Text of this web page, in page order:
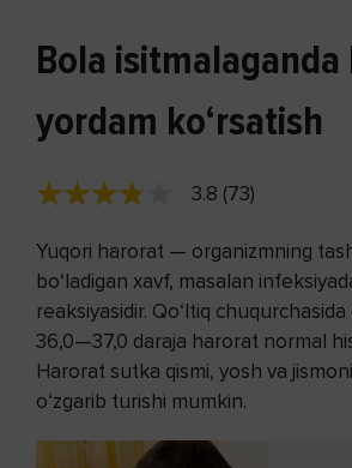
Bola isitmalaganda
yordam ko‘rsatish
3.8 (73)
Yuqori harorat — organizmning
bo‘ladigan xavf, masalan
reaksiyasidir. Qo‘ltiq chuqurchasida
36,0—37,0 daraja harorat normal
Harorat sutka qismi, yosh va
o‘zgarib turishi mumkin.